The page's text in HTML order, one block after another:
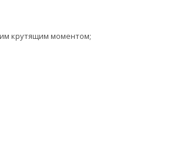
крутящим моментом;